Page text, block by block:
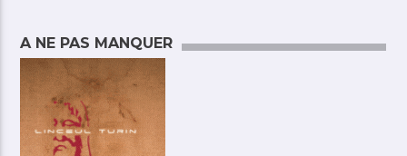
A NE PAS MANQUER